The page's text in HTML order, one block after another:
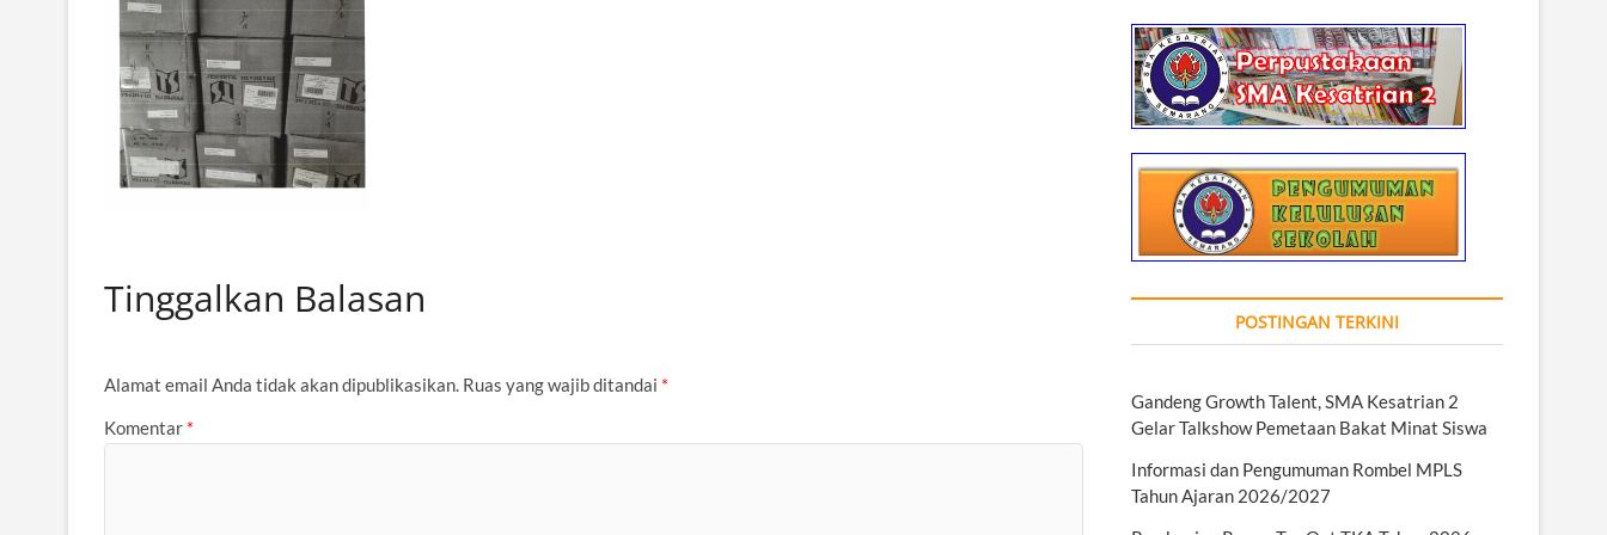
Tinggalkan Balasan
Alamat email Anda tidak akan dipublikasikan. Ruas yang wajib ditandai *
Komentar *
POSTINGAN TERKINI
Gandeng Growth Talent, SMA Kesatrian 2
Gelar Talkshow Pemetaan Bakat Minat Siswa
Informasi dan Pengumuman Rombel MPLS
Tahun Ajaran 2026/2027